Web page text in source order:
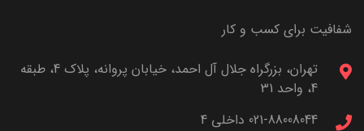
شفافیت برای کسب و کار
تهران، بزرگراه جلال آل احمد، خیابان پروانه، پلاک 4، طبقه
4، واحد 31
021-88008044 داخلی 4